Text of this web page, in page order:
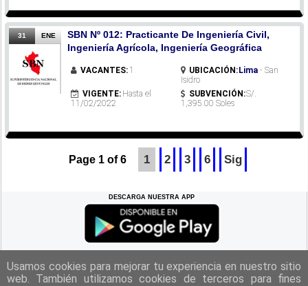
31 ENE
SBN Nº 012: Practicante De Ingeniería Civil,
Ingeniería Agrícola, Ingeniería Geográfica
VACANTES: 1 UBICACIÓN:Lima - San
Isidro
VIGENTE: Hasta el
11/02/2022
SUBVENCIÓN:S/.
1,395.00 Soles
Page 1 of 6 1 2 3 6 Sig
DESCARGA NUESTRA APP
REGRESAR A LACIMA
Usamos cookies para mejorar tu experiencia en nuestro sitio
web. También utilizamos cookies de terceros para fines